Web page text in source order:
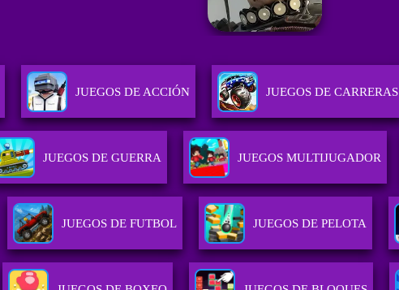
JUEGOS DE ACCIÓN JUEGOS DE CARRERAS
JUEGOS DE GUERRA JUEGOS MULTIJUGADOR
JUEGOS DE FUTBOL JUEGOS DE PELOTA